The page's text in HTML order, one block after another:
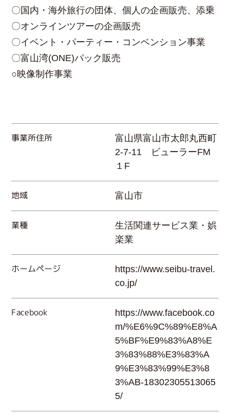
〇国内・海外旅行の団体、個人の企画販売、添乗
〇オンラインツアーの企画販売
〇イベント・パーティー・コンベンション事業
〇富山湾(ONE)パック販売
○映像制作事業
事業所住所
富山県富山市太郎丸西町
2-7-11 ビューラーFM
１F
地域 富山市
業種
生活関連サービス業・娯
楽業
ホームページ
https://www.seibu-travel.
co.jp/
Facebook
https://www.facebook.co
m/%E6%9C%89%E8%A
5%BF%E9%83%A8%E
3%83%88%E3%83%A
9%E3%83%99%E3%8
3%AB-18302305513065
5/